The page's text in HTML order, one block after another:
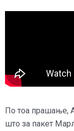
По тоа прашање,
што за пакет